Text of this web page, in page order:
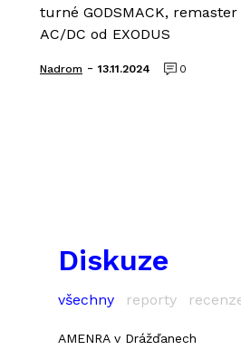
turné GODSMACK, remaster
AC/DC od EXODUS
Nadrom - 13.11.2024 0
Diskuze
všechny reporty
AMENRA v Drážďanech